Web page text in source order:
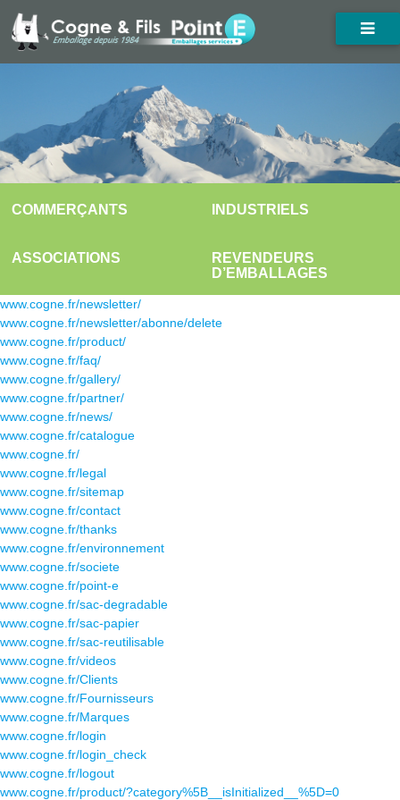
COMMERÇANTS INDUSTRIELS
ASSOCIATIONS
REVENDEURS
D’EMBALLAGES
www.cogne.fr/newsletter/
www.cogne.fr/newsletter/abonne/delete
www.cogne.fr/product/
www.cogne.fr/faq/
www.cogne.fr/gallery/
www.cogne.fr/partner/
www.cogne.fr/news/
www.cogne.fr/catalogue
www.cogne.fr/
www.cogne.fr/legal
www.cogne.fr/sitemap
www.cogne.fr/contact
www.cogne.fr/thanks
www.cogne.fr/environnement
www.cogne.fr/societe
www.cogne.fr/point-e
www.cogne.fr/sac-degradable
www.cogne.fr/sac-papier
www.cogne.fr/sac-reutilisable
www.cogne.fr/videos
www.cogne.fr/Clients
www.cogne.fr/Fournisseurs
www.cogne.fr/Marques
www.cogne.fr/login
www.cogne.fr/login_check
www.cogne.fr/logout
www.cogne.fr/product/?category%5B__isInitialized__%5D=0